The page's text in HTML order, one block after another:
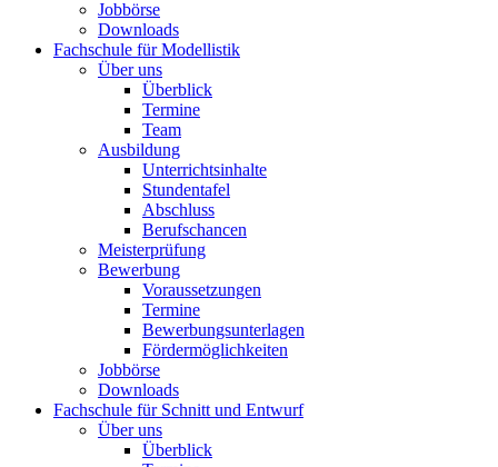
Jobbörse
Downloads
Fachschule für Modellistik
Über uns
Überblick
Termine
Team
Ausbildung
Unterrichtsinhalte
Stundentafel
Abschluss
Berufschancen
Meisterprüfung
Bewerbung
Voraussetzungen
Termine
Bewerbungsunterlagen
Fördermöglichkeiten
Jobbörse
Downloads
Fachschule für Schnitt und Entwurf
Über uns
Überblick